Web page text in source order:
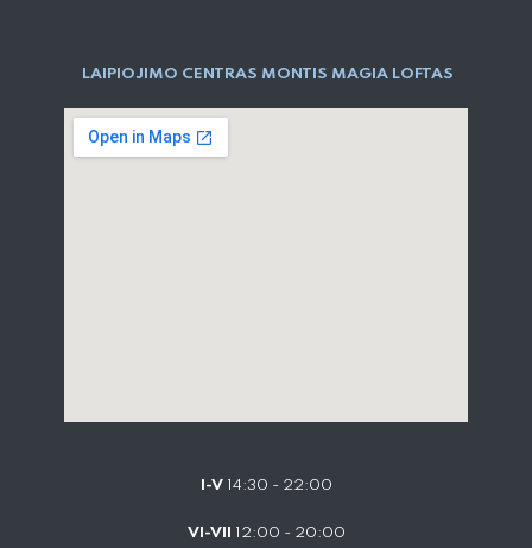
LAIPIOJIMO CENTRAS MONTIS MAGIA LOFTAS
I-V14:30 - 22:00
VI-VII 12:00 - 20:00